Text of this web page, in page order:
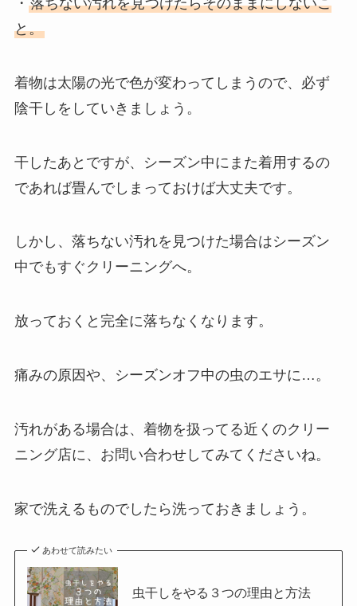
と。
着物は太陽の光で色が変わってしまうので、必ず
陰干しをしていきましょう。
干したあとですが、シーズン中にまた着用するの
であれば畳んでしまっておけば大丈夫です。
しかし、落ちない汚れを見つけた場合はシーズン
中でもすぐクリーニングへ。
放っておくと完全に落ちなくなります。
痛みの原因や、シーズンオフ中の虫のエサに…。
汚れがある場合は、着物を扱ってる近くのクリー
ニング店に、お問い合わせしてみてくださいね。
家で洗えるものでしたら洗っておきましょう。
あわせて読みたい
虫干しをやる３つの理由と方法